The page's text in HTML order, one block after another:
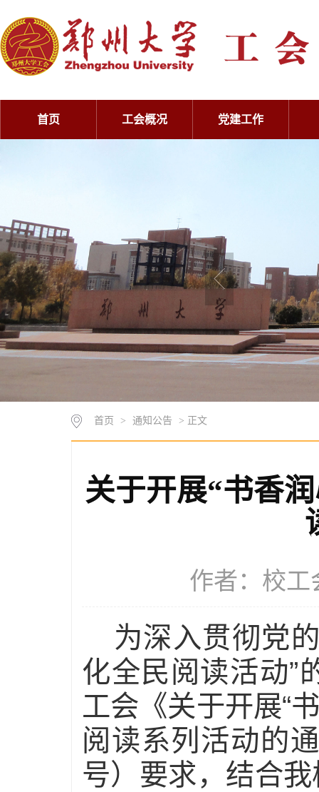
首页 工会概况 党建工作
首页 > 通知公告 > 正文
关于开展“书香
作者：校工
为深入贯彻党
化全民阅读活动”
工会《关于开展“
阅读系列活动的
号）要求，结合